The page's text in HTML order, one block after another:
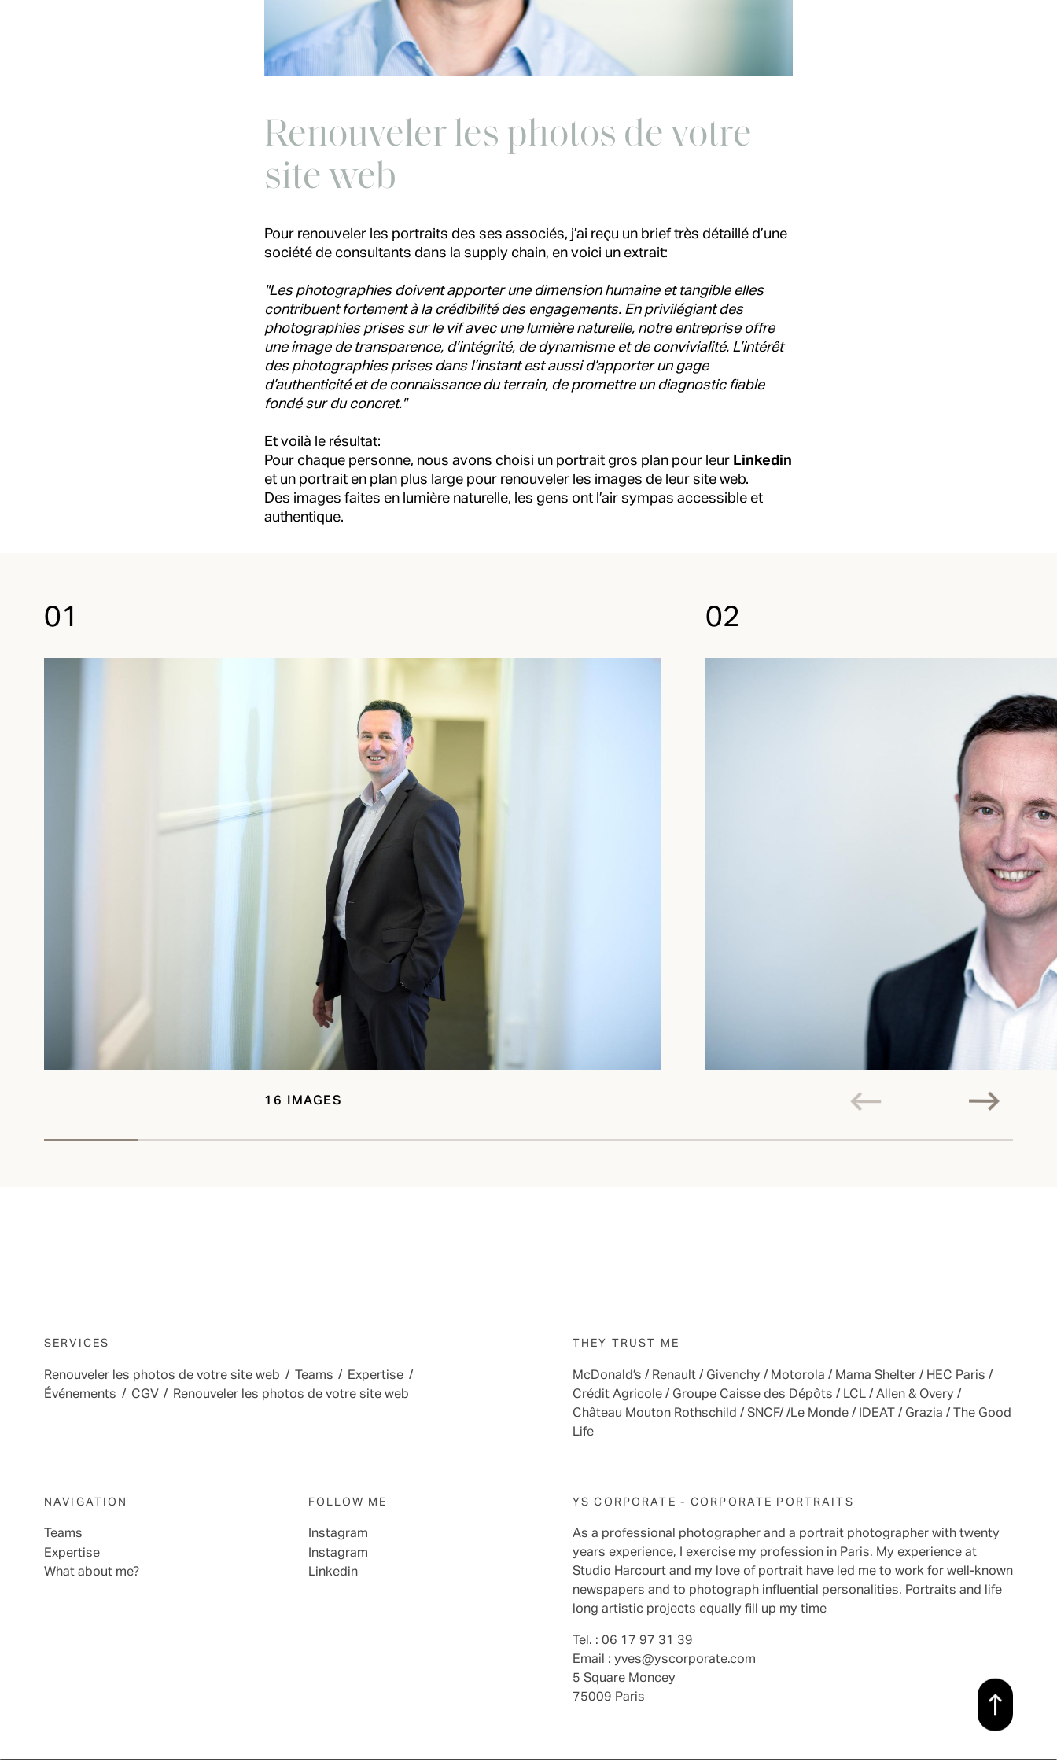
Renouveler les photos de votre
site web
Pour renouveler les portraits des ses associés, j’ai reçu un brief très détaillé d’une
société de consultants dans la supply chain, en voici un extrait:
"Les photographies doivent apporter une dimension humaine et tangible elles
contribuent fortement à la crédibilité des engagements. En privilégiant des
photographies prises sur le vif avec une lumière naturelle, notre entreprise offre
une image de transparence, d’intégrité, de dynamisme et de convivialité. L’intérêt
des photographies prises dans l’instant est aussi d’apporter un gage
d’authenticité et de connaissance du terrain, de promettre un diagnostic fiable
fondé sur du concret."
Et voilà le résultat:
Pour chaque personne, nous avons choisi un portrait gros plan pour leur Linkedin
et un portrait en plan plus large pour renouveler les images de leur site web.
Des images faites en lumière naturelle, les gens ont l’air sympas accessible et
authentique.
01 02
16 IMAGES
SERVICES
Renouveler les photos de votre site web / Teams / Expertise /
Événements / CGV / Renouveler les photos de votre site web
THEY TRUST ME
McDonald’s / Renault / Givenchy / Motorola / Mama Shelter / HEC Paris /
Crédit Agricole / Groupe Caisse des Dépôts / LCL / Allen & Overy /
Château Mouton Rothschild / SNCF/ /Le Monde / IDEAT / Grazia / The Good
Life
NAVIGATION
Teams
Expertise
What about me?
FOLLOW ME
Instagram
Instagram
Linkedin
YS CORPORATE - CORPORATE PORTRAITS
As a professional photographer and a portrait photographer with twenty
years experience, I exercise my profession in Paris. My experience at
Studio Harcourt and my love of portrait have led me to work for well-known
newspapers and to photograph influential personalities. Portraits and life
long artistic projects equally fill up my time
Tel. : 06 17 97 31 39
Email : yves@yscorporate.com
5 Square Moncey
75009 Paris